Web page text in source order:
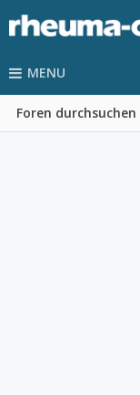
MENU
Foren durchsuchen